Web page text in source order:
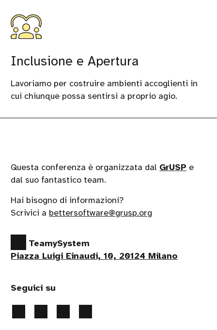
Inclusione e Apertura
Lavoriamo per costruire ambienti accoglienti in
cui chiunque possa sentirsi a proprio agio.
Questa conferenza è organizzata dal GrUSP e
dal suo fantastico team.
Hai bisogno di informazioni?
Scrivici a bettersoftware@grusp.org
TeamySystem
Piazza Luigi Einaudi, 10, 20124 Milano
Seguici su